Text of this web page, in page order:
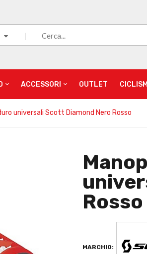
ACCESSORI OUTLET
universali Scott Diamond Nero Rosso
Rosso
MARCHIO: